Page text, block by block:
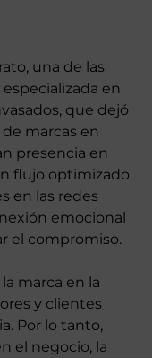
una de las
en
que dejó
marcas en
presencia en
flujo optimizado
en las redes
emocional
el compromiso.
marca en la
y clientes
Por lo tanto,
el negocio, la